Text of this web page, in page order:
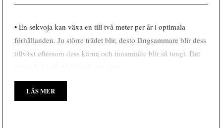
• En sekvoja kan växa en till två meter per år i optimala
förhållanden. Ju större trädet blir, desto långsammare blir dess
tillväxt eftersom dess kärna och innanmäte blir så tungt. Det
LÄS MER